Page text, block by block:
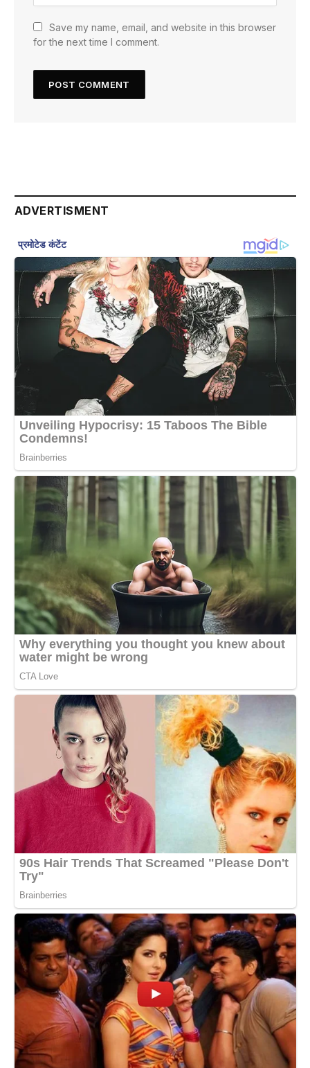
Save my name, email, and website in this browser
for the next time I comment.
ADVERTISMENT